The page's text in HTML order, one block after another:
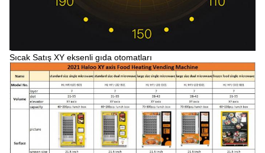
Sıcak Satış XY eksenli gıda otomatları